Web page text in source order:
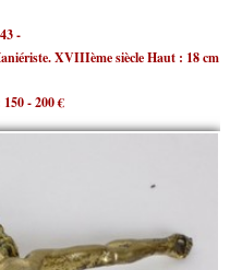
-
XVIIIème siècle Haut : 18 cm
- 200 €